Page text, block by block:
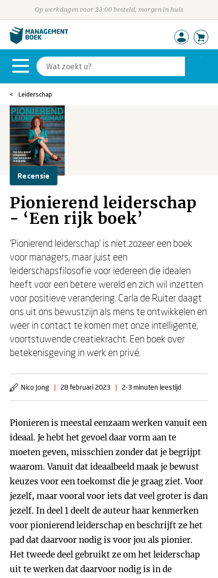
Op werkdagen voor 23:00 besteld, morgen in huis
Leiderschap
Recensie
Pionierend leiderschap
- ‘Een rijk boek’
‘Pionierend leiderschap’ is niet zozeer een boek
voor managers, maar juist een
leiderschapsfilosofie voor iedereen die idealen
heeft voor een betere wereld en zich wil inzetten
voor positieve verandering. Carla de Ruiter daagt
ons uit ons bewustzijn als mens te ontwikkelen en
weer in contact te komen met onze intelligente,
voortstuwende creatiekracht. Een boek over
betekenisgeving in werk en privé.
Nico Jong | 28 februari 2023 | 2-3 minuten leestijd
Pionieren is meestal eenzaam werken vanuit een
ideaal. Je hebt het gevoel daar vorm aan te
moeten geven, misschien zonder dat je begrijpt
waarom. Vanuit dat ideaalbeeld maak je bewust
keuzes voor een toekomst die je graag ziet. Voor
jezelf, maar vooral voor iets dat veel groter is dan
jezelf. In deel 1 deelt de auteur haar kenmerken
voor pionierend leiderschap en beschrijft ze het
pad dat daarvoor nodig is voor jou als pionier.
Het tweede deel gebruikt ze om het leiderschap
uit te werken dat daarvoor nodig is in de